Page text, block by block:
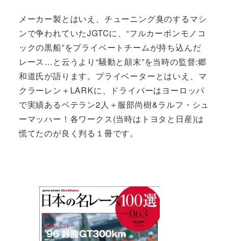
メーカー製とはいえ、チューニング臭のするマシ
ンで争われていたJGTCに、“フルカーボンモノコ
ックの黒船”をプライベートチームが持ち込んだ
レース…と云うより“騒動と顛末”を当時の監督:郷
和道氏が語ります。プライベーターとはいえ、マ
クラーレン＋LARKに、ドライバーはヨーロッパ
で実績あるベテラン2人＋服部尚樹&ラルフ・シュ
ーマッハー！各ワークス(当時はトヨタと日産)は
慌てたのが良く判る１冊です。